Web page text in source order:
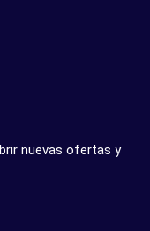
nuevas ofertas y